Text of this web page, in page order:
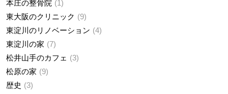
本庄の整骨院
1
東大阪のクリニック
9
東淀川のリノベーション
4
東淀川の家
7
松井山手のカフェ
3
松原の家
9
歴史
3